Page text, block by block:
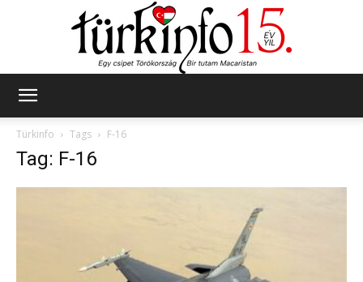
Türkinfo
Tags F-16
Tag: F-16